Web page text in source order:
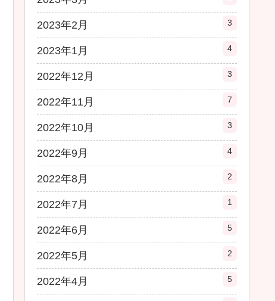
2023年2月 3
2023年1月 4
2022年12月 3
2022年11月 7
2022年10月 3
2022年9月 4
2022年8月 2
2022年7月 1
2022年6月 5
2022年5月 2
2022年4月 5